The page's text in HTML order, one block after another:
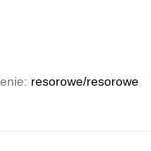
resorowe/resorowe